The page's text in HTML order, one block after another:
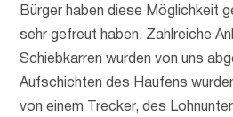
Bürger haben diese Möglichkeit
sehr gefreut haben. Zahlreiche
Schiebkarren wurden von uns
Aufschichten des Haufens
von einem Trecker, des